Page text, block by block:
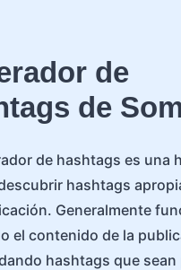
de
de
de hashtags es una
hashtags
Generalmente
el contenido de la
hashtags que